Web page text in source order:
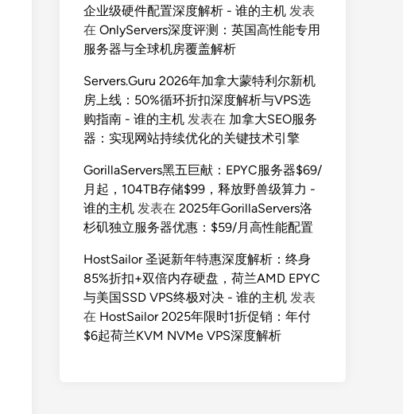
企业级硬件配置深度解析 - 谁的主机 发表
在 OnlyServers深度评测：英国高性能专用
服务器与全球机房覆盖解析
Servers.Guru 2026年加拿大蒙特利尔新机
房上线：50%循环折扣深度解析与VPS选
购指南 - 谁的主机 发表在 加拿大SEO服务
器：实现网站持续优化的关键技术引擎
GorillaServers黑五巨献：EPYC服务器$69/
月起，104TB存储$99，释放野兽级算力 -
谁的主机 发表在 2025年GorillaServers洛
杉矶独立服务器优惠：$59/月高性能配置
HostSailor 圣诞新年特惠深度解析：终身
85%折扣+双倍内存硬盘，荷兰AMD EPYC
与美国SSD VPS终极对决 - 谁的主机 发表
在 HostSailor 2025年限时1折促销：年付
$6起荷兰KVM NVMe VPS深度解析